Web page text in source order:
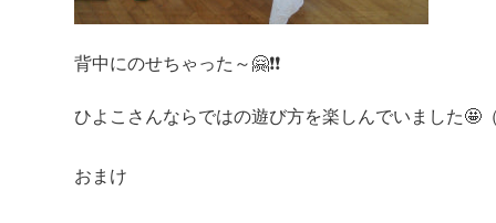
背中にのせちゃった～🤗❗❗
ひよこさんならではの遊び方を楽しんでいました🤩
おまけ